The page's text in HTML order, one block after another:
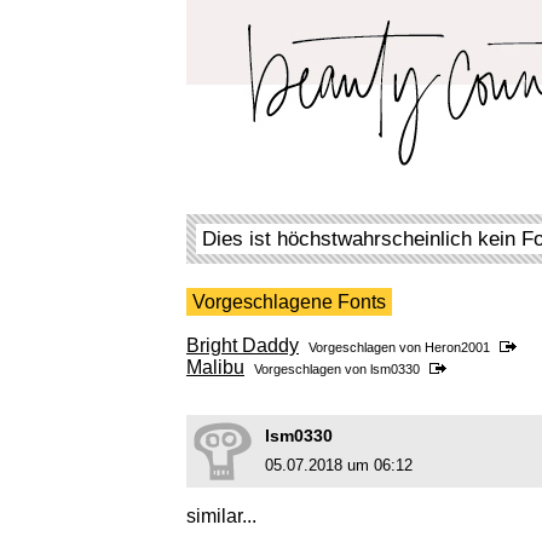
Dies ist höchstwahrscheinlich kein
Vorgeschlagene Fonts
Bright Daddy Vorgeschlagen von Heron2001
Malibu Vorgeschlagen von lsm0330
lsm0330
05.07.2018 um 06:12
similar...